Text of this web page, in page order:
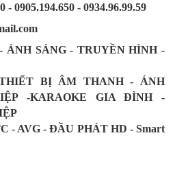
- 0905.194.650 - 0934.96.99.59
SÁNG - TRUYỀN HÌNH -
BỊ ÂM THANH - ÁNH
-KARAOKE GIA ĐÌNH -
- AVG - ĐẦU PHÁT HD - Smart